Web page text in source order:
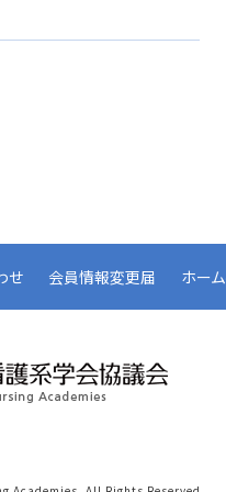
せ 会員情報変更届 ホー